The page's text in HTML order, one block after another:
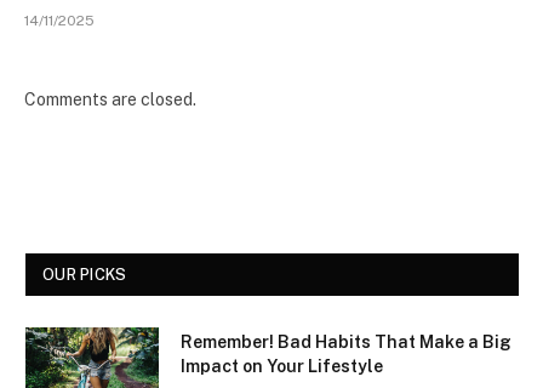
14/11/2025
Comments are closed.
OUR PICKS
Remember! Bad Habits That Make a Big
Impact on Your Lifestyle